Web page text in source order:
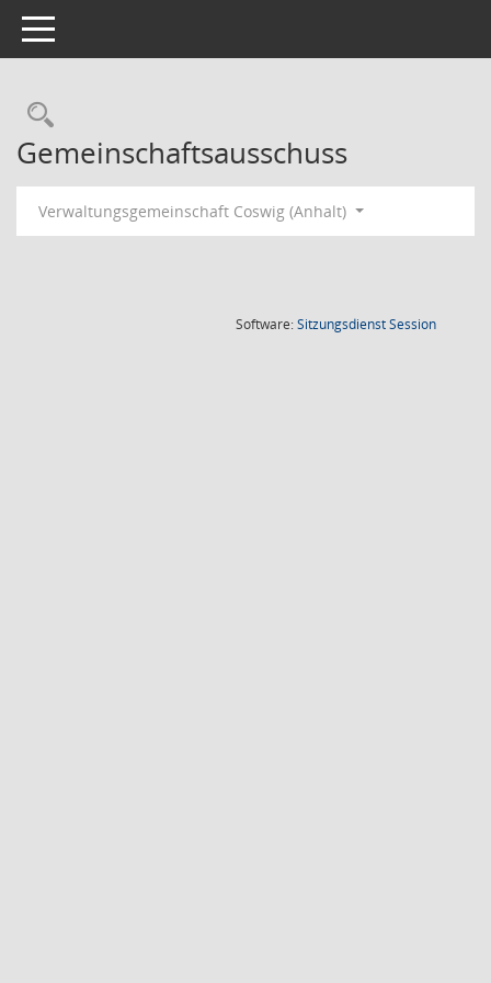
Toggle navigation
Rechercheauswahl
Gemeinschaftsausschuss
Verwaltungsgemeinschaft Coswig (Anhalt)
Software:SitzungsdienstSession(Wird in